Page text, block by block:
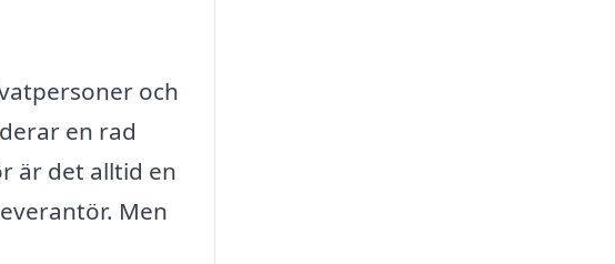
och
en rad
är det alltid en
Men